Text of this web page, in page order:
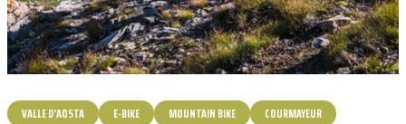
VALLE D'AOSTA E-BIKE MOUNTAIN BIKE
COURMAYEUR